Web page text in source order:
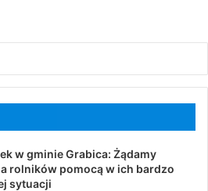
w gminie Grabica: Żądamy
rolników pomocą w ich bardzo
sytuacji